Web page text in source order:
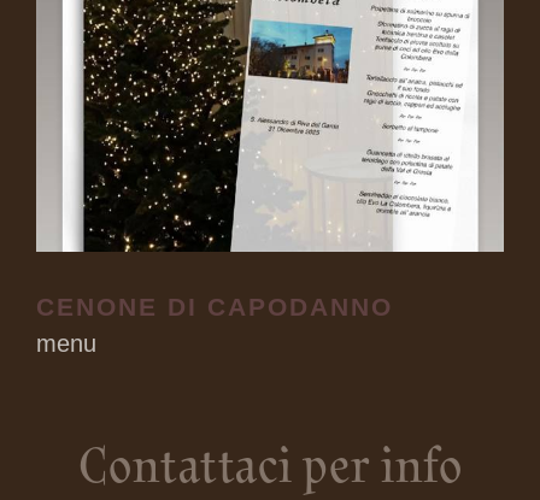
CENONE DI CAPODANNO
menu
Contattaci per info